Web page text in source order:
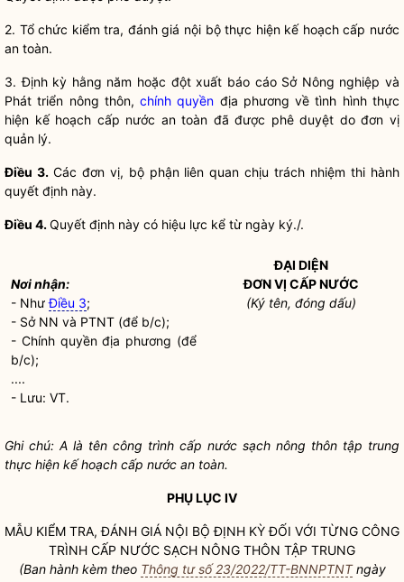
2. Tổ chức kiểm tra, đánh giá nội bộ thực hiện kế hoạchcấp nước
an toàn.
3. Định kỳ hằng năm hoặc đột xuất báo cáo Sở Nông nghiệp và
Phát triển nông thôn,chính quyền địa phương về tình hình thực
hiện kế hoạch cấp nước an toàn đã được phê duyệt do đơn vị
quản lý.
Điều 3. Các đơn vị, bộ phận liên quan chịu trách nhiệm thi hành
quyết định này.
Điều 4.Quyết định này có hiệu lực kể từ ngày ký./.
Nơi nhận:
- NhưĐiều 3;
- Sở NN và PTNT (để b/c);
- Chính quyềnđịa phương (để
b/c);
....
- Lưu: VT.
ĐẠI DIỆN
ĐƠN VỊ CẤP NƯỚC
(Ký tên, đóng dấu)
Ghi chú: A là tên công trình cấp nước sạch nông thôn tập trung
thực hiện kế hoạch cấp nước an toàn.
PHỤ LỤC IV
MẪU KIỂM TRA, ĐÁNH GIÁ NỘI BỘ ĐỊNH KỲ ĐỐI VỚI TỪNG CÔNG
TRÌNH CẤP NƯỚC SẠCH NÔNG THÔN TẬP TRUNG
(Ban hành kèm theo Thông tư số 23/2022/TT-BNNPTNTngày